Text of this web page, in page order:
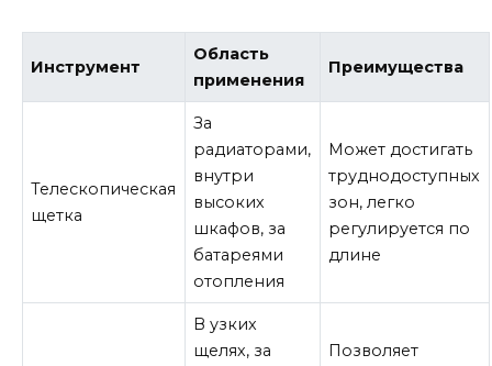
Инструмент
Область
применения
Преимущества
Телескопическая
щетка
За
радиаторами,
внутри
высоких
шкафов, за
батареями
отопления
Может достигать
труднодоступных
зон, легко
регулируется по
длине
В узких
щелях, за
Позволяет